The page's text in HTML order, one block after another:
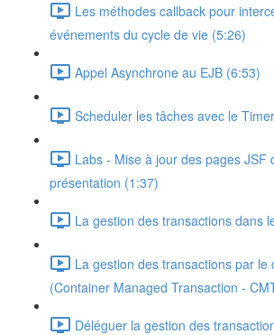
Les méthodes callback pour
événements du cycle de vie (5:26)
Appel Asynchrone au EJB (6:53)
Scheduler les tâches avec le
Labs - Mise à jour des pages JSF
présentation (1:37)
La gestion des transactions dans
La gestion des transactions par le
(Container Managed Transaction -
Déléguer la gestion des